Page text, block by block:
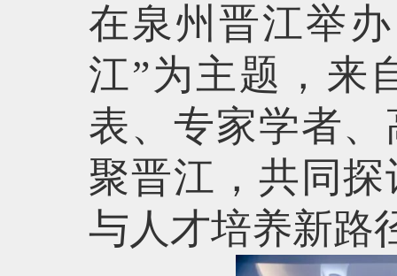
在泉州晋江举
江”为主题，来
表、专家学者
聚晋江，共同
与人才培养新路